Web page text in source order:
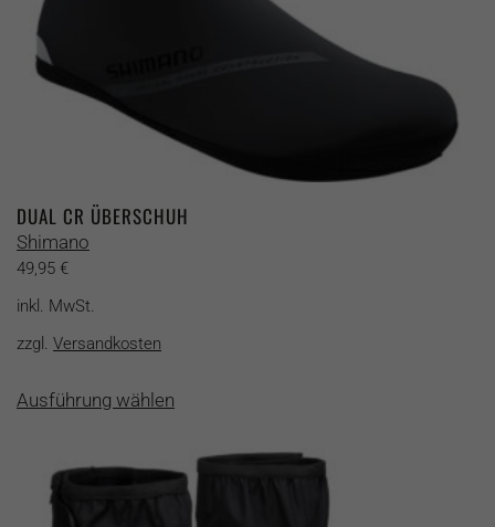
DUAL CR ÜBERSCHUH
Shimano
49,95 €
inkl. MwSt.
zzgl. Versandkosten
Ausführung wählenProdukt
mehrere
Varianten
auf.